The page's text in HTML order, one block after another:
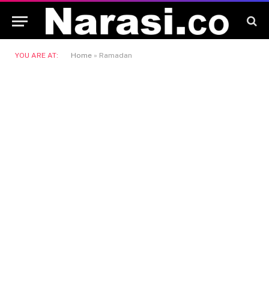
YOU ARE AT: Home » Ramadan